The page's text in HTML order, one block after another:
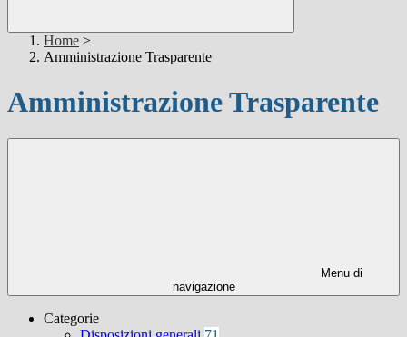
Home >
Amministrazione Trasparente
Amministrazione Trasparente
Menu di
navigazione
Categorie